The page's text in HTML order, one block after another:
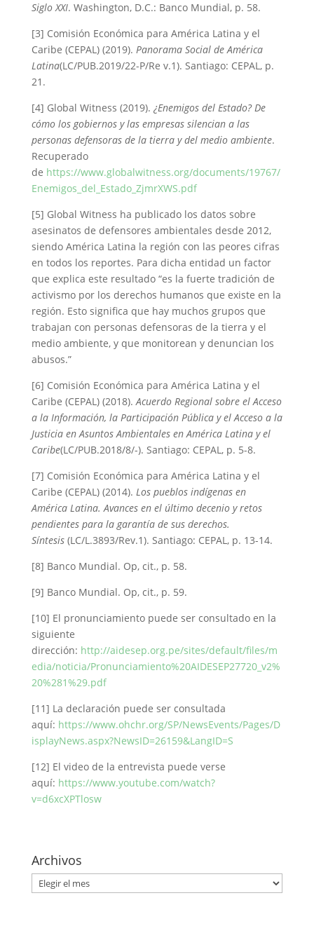
Siglo XXI. Washington, D.C.: Banco Mundial, p. 58.
[3] Comisión Económica para América Latina y el
Caribe (CEPAL) (2019). Panorama Social de América
Latina(LC/PUB.2019/22-P/Re v.1). Santiago: CEPAL, p.
21.
[4] Global Witness (2019). ¿Enemigos del Estado? De
cómo los gobiernos y las empresas silencian a las
personas defensoras de la tierra y del medio ambiente.
Recuperado
de https://www.globalwitness.org/documents/19767/
Enemigos_del_Estado_ZjmrXWS.pdf
[5] Global Witness ha publicado los datos sobre
asesinatos de defensores ambientales desde 2012,
siendo América Latina la región con las peores cifras
en todos los reportes. Para dicha entidad un factor
que explica este resultado “es la fuerte tradición de
activismo por los derechos humanos que existe en la
región. Esto significa que hay muchos grupos que
trabajan con personas defensoras de la tierra y el
medio ambiente, y que monitorean y denuncian los
abusos.”
[6] Comisión Económica para América Latina y el
Caribe (CEPAL) (2018).Acuerdo Regional sobre el Acceso
a la Información, la Participación Pública y el Acceso a la
Justicia en Asuntos Ambientales en América Latina y el
Caribe(LC/PUB.2018/8/-). Santiago: CEPAL, p. 5-8.
[7] Comisión Económica para América Latina y el
Caribe (CEPAL) (2014). Los pueblos indígenas en
América Latina. Avances en el último decenio y retos
pendientes para la garantía de sus derechos.
Síntesis(LC/L.3893/Rev.1). Santiago: CEPAL, p. 13-14.
[8] Banco Mundial. Op, cit., p. 58.
[9] Banco Mundial. Op, cit., p. 59.
[10] El pronunciamiento puede ser consultado en la
siguiente
dirección: http://aidesep.org.pe/sites/default/files/m
edia/noticia/Pronunciamiento%20AIDESEP27720_v2%
20%281%29.pdf
[11] La declaración puede ser consultada
aquí: https://www.ohchr.org/SP/NewsEvents/Pages/D
isplayNews.aspx?NewsID=26159&LangID=S
[12] El video de la entrevista puede verse
aquí: https://www.youtube.com/watch?
v=d6xcXPTlosw
Archivos
Archivos